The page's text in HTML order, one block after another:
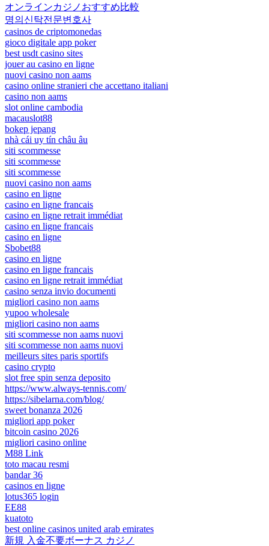
オンラインカジノおすすめ比較
명의신탁전문변호사
casinos de criptomonedas
gioco digitale app poker
best usdt casino sites
jouer au casino en ligne
nuovi casino non aams
casino online stranieri che accettano italiani
casino non aams
slot online cambodia
macauslot88
bokep jepang
nhà cái uy tín châu âu
siti scommesse
siti scommesse
siti scommesse
nuovi casino non aams
casino en ligne
casino en ligne francais
casino en ligne retrait immédiat
casino en ligne francais
casino en ligne
Sbobet88
casino en ligne
casino en ligne francais
casino en ligne retrait immédiat
casino senza invio documenti
migliori casino non aams
yupoo wholesale
migliori casino non aams
siti scommesse non aams nuovi
siti scommesse non aams nuovi
meilleurs sites paris sportifs
casino crypto
slot free spin senza deposito
https://www.always-tennis.com/
https://sibelarna.com/blog/
sweet bonanza 2026
migliori app poker
bitcoin casino 2026
migliori casino online
M88 Link
toto macau resmi
bandar 36
casinos en ligne
lotus365 login
EE88
kuatoto
best online casinos united arab emirates
新規 入金不要ボーナス カジノ